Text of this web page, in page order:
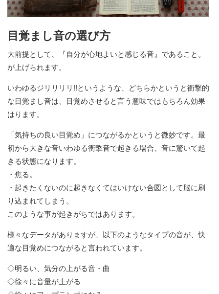
目覚まし音の選び方
大前提として、『自分が心地よいと感じる音』であること。
が上げられます。
いわゆるジリリリリ!!というような、どちらかというと衝撃的
な目覚まし音は、目覚めさせると言う意味ではもちろん効果
はります。
「気持ちの良い目覚め」につながるかというと微妙です。最
初から大きな音いわゆる衝撃音で起きる場合、音に驚いて起
きる状態になります。
・焦る。
・起きたくないのに起きなくてはいけない合図として脳に刷
り込まれてしまう。
このような事が起きがちではあります。
様々なデータがありますが、以下のようなタイプの音が、快
適な目覚めにつながると言われています。
◇明るい、気分の上がる音・曲
◇徐々に音量が上がる